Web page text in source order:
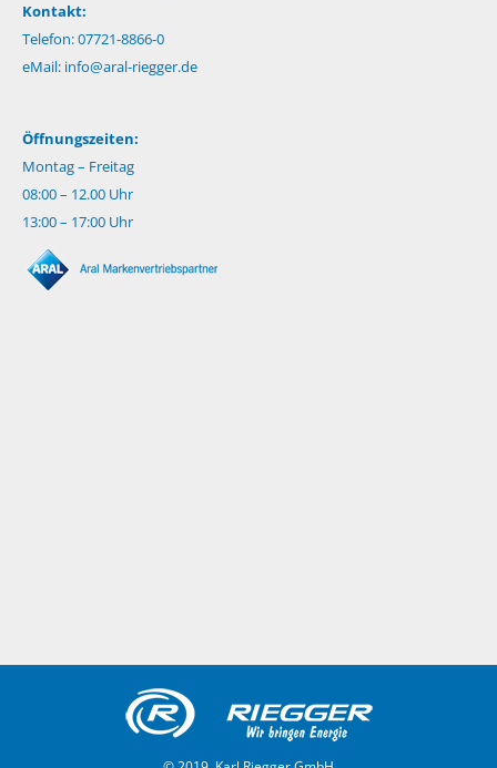
Kontakt:
Telefon: 07721-8866-0
eMail: info@aral-riegger.de
Öffnungszeiten:
Montag – Freitag
08:00 – 12.00 Uhr
13:00 – 17:00 Uhr